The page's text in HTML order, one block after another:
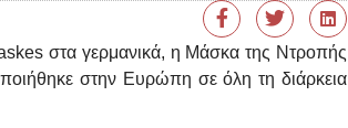
στα γερμανικά, η Μάσκα της Ντροπής
στην Ευρώπη σε όλη τη διάρκεια